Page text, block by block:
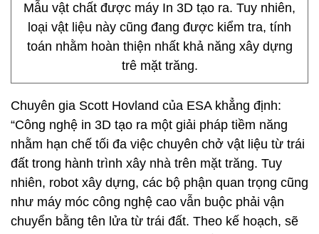
Mẫu vật chất được máy In 3D tạo ra. Tuy nhiên,
loại vật liệu này cũng đang được kiểm tra, tính
toán nhằm hoàn thiện nhất khả năng xây dựng
trê mặt trăng.
Chuyên gia Scott Hovland của ESA khẳng định:
“Công nghệ in 3D tạo ra một giải pháp tiềm năng
nhằm hạn chế tối đa việc chuyên chở vật liệu từ trái
đất trong hành trình xây nhà trên mặt trăng. Tuy
nhiên, robot xây dựng, các bộ phận quan trọng cũng
như máy móc công nghệ cao vẫn buộc phải vận
chuyển bằng tên lửa từ trái đất. Theo kế hoạch, sẽ